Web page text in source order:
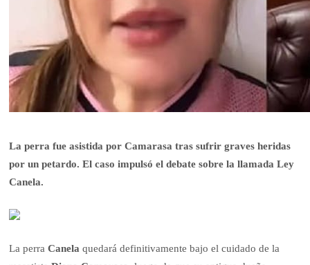
La perra fue asistida por Camarasa tras sufrir graves heridas
por un petardo. El caso impulsó el debate sobre la llamada Ley
Canela.
La perraCanela quedará definitivamente bajo el cuidado de la